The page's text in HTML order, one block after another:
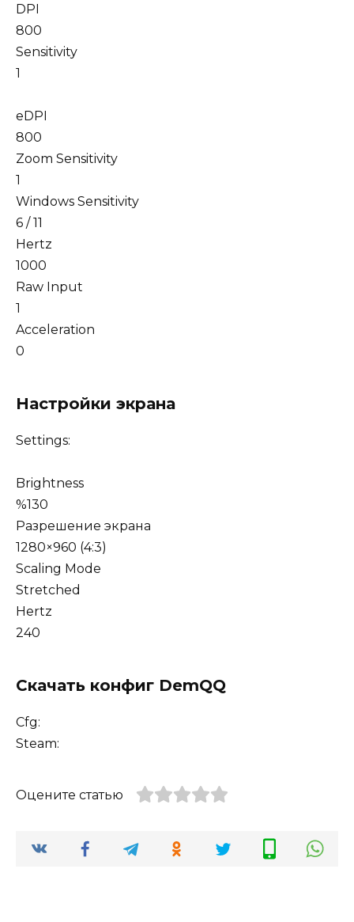
DPI
800
Sensitivity
1
eDPI
800
Zoom Sensitivity
1
Windows Sensitivity
6 / 11
Hertz
1000
Raw Input
1
Acceleration
0
Настройки экрана
Settings:
Brightness
%130
Разрешение экрана
1280×960 (4:3)
Scaling Mode
Stretched
Hertz
240
Скачать конфиг DemQQ
Cfg:
Steam:
Оцените статью